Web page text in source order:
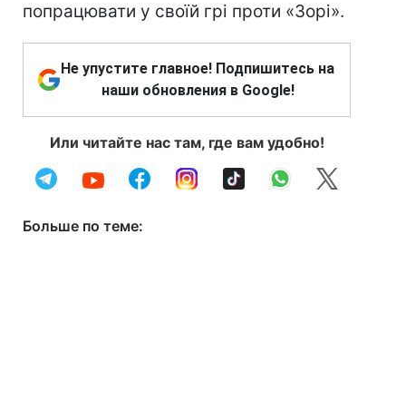
попрацювати у своїй грі проти «Зорі».
Не упустите главное! Подпишитесь на
наши обновления в Google!
Или читайте нас там, где вам удобно!
Больше по теме: